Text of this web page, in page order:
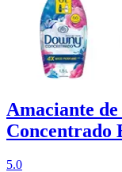
Amaciante
Concentrado
5.0